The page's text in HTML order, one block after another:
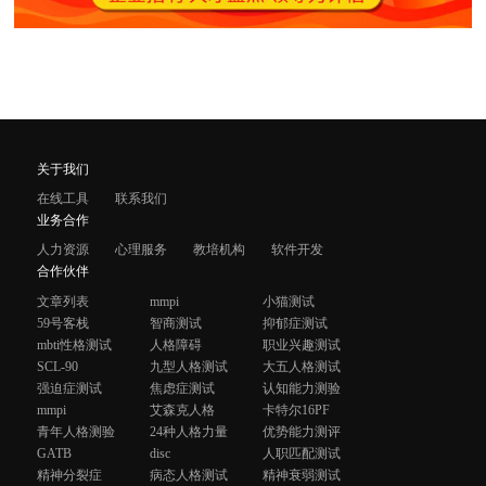
关于我们
在线工具
联系我们
业务合作
人力资源
心理服务 教培机构
软件开发
合作伙伴
文章列表
mmpi
小猫测试
59号客栈
智商测试
抑郁症测试
mbti性格测试
人格障碍
职业兴趣测试
SCL-90
九型人格测试
大五人格测试
强迫症测试
焦虑症测试
认知能力测验
mmpi
艾森克人格
卡特尔16PF
青年人格测验
24种人格力量
优势能力测评
GATB
disc
人职匹配测试
精神分裂症
病态人格测试 精神衰弱测试